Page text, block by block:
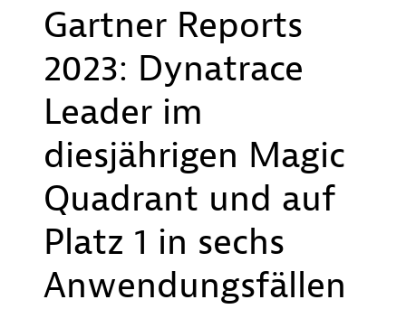
Gartner Reports
2023: Dynatrace
Leader im
diesjährigen Magic
Quadrant und auf
Platz 1 in sechs
Anwendungsfällen